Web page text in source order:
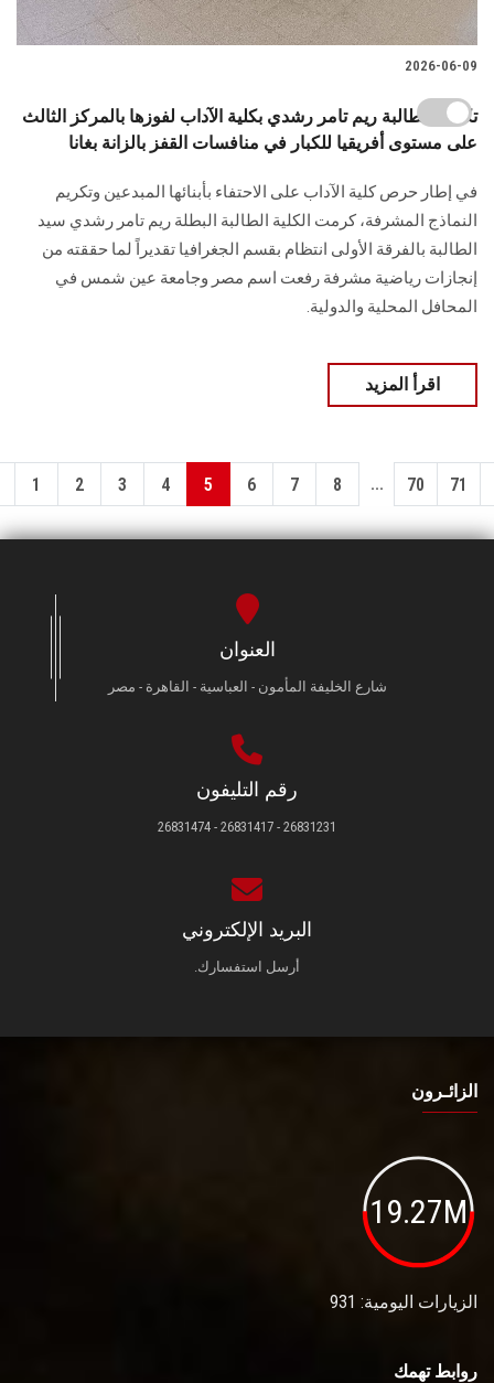
2026-06-09
تكريم الطالبة ريم تامر رشدي بكلية الآداب لفوزها بالمركز الثالث
على مستوى أفريقيا للكبار في منافسات القفز بالزانة بغانا
في إطار حرص كلية الآداب على الاحتفاء بأبنائها المبدعين وتكريم
النماذج المشرفة، كرمت الكلية الطالبة البطلة ريم تامر رشدي سيد
الطالبة بالفرقة الأولى انتظام بقسم الجغرافيا تقديراً لما حققته من
إنجازات رياضية مشرفة رفعت اسم مصر وجامعة عين شمس في
المحافل المحلية والدولية.
اقرأ المزيد
1 2 3 4 5 6 7 8 ... 70 71
العنوان
شارع الخليفة المأمون - العباسية - القاهرة - مصر
رقم التليفون
26831231 - 26831417 - 26831474
البريد الإلكتروني
أرسل استفسارك.
الزائـرون
19.27M
الزيارات اليومية: 931
روابط تهمك